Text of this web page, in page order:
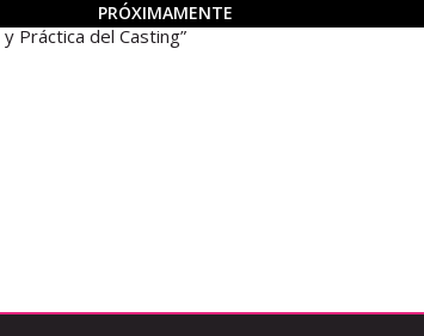
PRÓXIMAMENTE
Práctica del Casting”